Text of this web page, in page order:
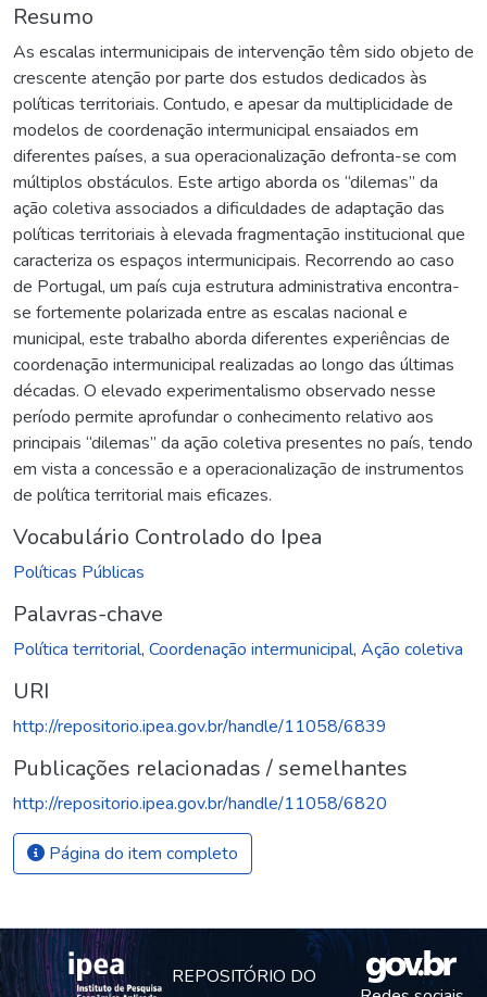
Resumo
As escalas intermunicipais de intervenção têm sido objeto de
crescente atenção por parte dos estudos dedicados às
políticas territoriais. Contudo, e apesar da multiplicidade de
modelos de coordenação intermunicipal ensaiados em
diferentes países, a sua operacionalização defronta-se com
múltiplos obstáculos. Este artigo aborda os “dilemas” da
ação coletiva associados a dificuldades de adaptação das
políticas territoriais à elevada fragmentação institucional que
caracteriza os espaços intermunicipais. Recorrendo ao caso
de Portugal, um país cuja estrutura administrativa encontra-
se fortemente polarizada entre as escalas nacional e
municipal, este trabalho aborda diferentes experiências de
coordenação intermunicipal realizadas ao longo das últimas
décadas. O elevado experimentalismo observado nesse
período permite aprofundar o conhecimento relativo aos
principais “dilemas” da ação coletiva presentes no país, tendo
em vista a concessão e a operacionalização de instrumentos
de política territorial mais eficazes.
Vocabulário Controlado do Ipea
Políticas Públicas
Palavras-chave
Política territorial, Coordenação intermunicipal, Ação coletiva
URI
http://repositorio.ipea.gov.br/handle/11058/6839
Publicações relacionadas / semelhantes
http://repositorio.ipea.gov.br/handle/11058/6820
Página do item completo
REPOSITÓRIO DO